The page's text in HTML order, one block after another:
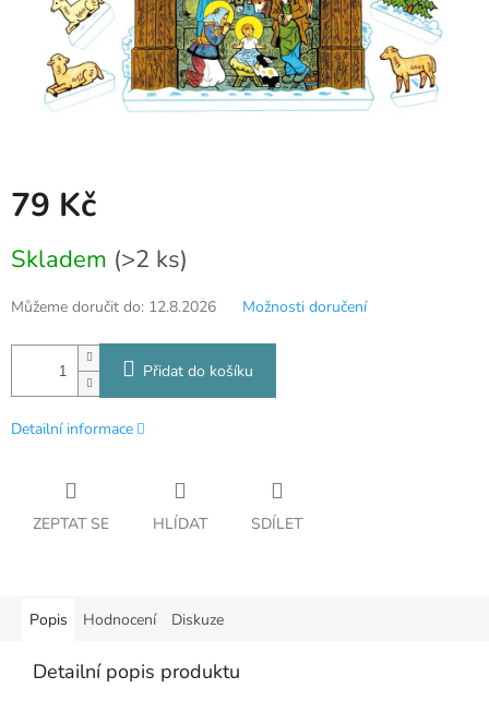
79 Kč
cena:
Skladem (>2 ks)
Můžeme doručit do: 12.8.2026 Možnosti doručení
Přidat do košíku
Detailní informace
ZEPTAT SE HLÍDAT SDÍLET
Popis Hodnocení Diskuze
Detailní popis produktu